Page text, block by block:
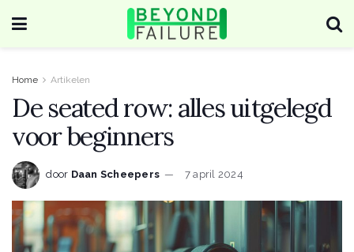
Home Artikelen
De seated row: alles uitgelegd
voor beginners
door Daan Scheepers 7 april 2024